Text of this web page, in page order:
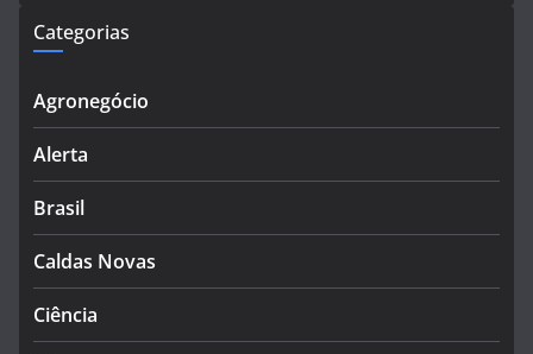
Categorias
Agronegócio
Alerta
Brasil
Caldas Novas
Ciência